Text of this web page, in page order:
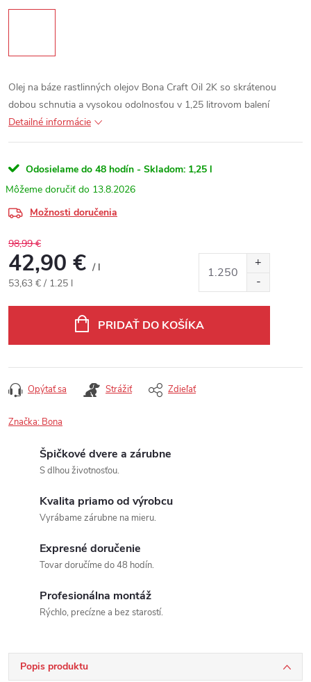
Olej na báze rastlinných olejov Bona Craft Oil 2K so skrátenou
dobou schnutia a vysokou odolnosťou v 1,25 litrovom balení
Detailné informácie
Odosielame do 48 hodín - Skladom: 1,25 l
13.8.2026
Možnosti doručenia
98,99 €
42,90 € / l
Jednotková cena:
53,63 € / 1.25 l
PRIDAŤ DO KOŠÍKA
Opýtať sa Strážiť Zdieľať
Značka: Bona
Špičkové dvere a zárubne
S dlhou životnosťou.
Kvalita priamo od výrobcu
Vyrábame zárubne na mieru.
Expresné doručenie
Tovar doručíme do 48 hodín.
Profesionálna montáž
Rýchlo, precízne a bez starostí.
Popis produktu